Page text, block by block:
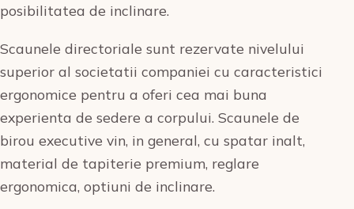
posibilitatea de inclinare.
Scaunele directoriale sunt rezervate nivelului
superior al societatii companiei cu caracteristici
ergonomice pentru a oferi cea mai buna
experienta de sedere a corpului. Scaunele de
birou executive vin, in general, cu spatar inalt,
material de tapiterie premium, reglare
ergonomica, optiuni de inclinare.